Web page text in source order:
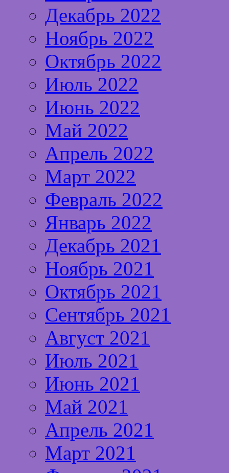
Декабрь 2022
Ноябрь 2022
Октябрь 2022
Июль 2022
Июнь 2022
Май 2022
Апрель 2022
Март 2022
Февраль 2022
Январь 2022
Декабрь 2021
Ноябрь 2021
Октябрь 2021
Сентябрь 2021
Август 2021
Июль 2021
Июнь 2021
Май 2021
Апрель 2021
Март 2021